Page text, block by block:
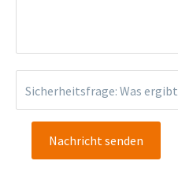
Sicherheitsfrage: Was ergibt